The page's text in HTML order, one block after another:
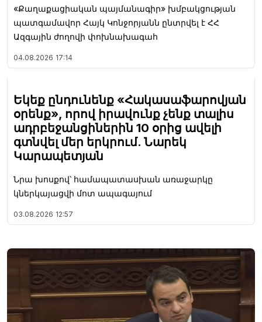
«Քաղաքացիական պայմանագիր» խմբակցության
պատգամավոր Հայկ Կոնջորյանն ընտրվել է ՀՀ
Ազգային ժողովի փոխնախագահ
04.08.2026 17:14
Եկեք ընդունենք «Հակասաֆարովյան
օրենք», որով իրավունք չենք տալիս
ադրբեջանցիներին 10 օրից ավելի
գտնվել մեր երկրում. Նարեկ
Կարապետյան
Նրա խոսքով՝ համապատասխան առաջարկը
կներկայացվի մոտ ապագայում
03.08.2026 12:57